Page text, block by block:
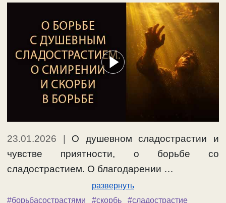
23.01.2026 | О душевном сладострастии и
чувстве приятности, о борьбе со
сладострастием. О благодарении …
развернуть
#борьбасострастями
#скорбь
#сладострастие